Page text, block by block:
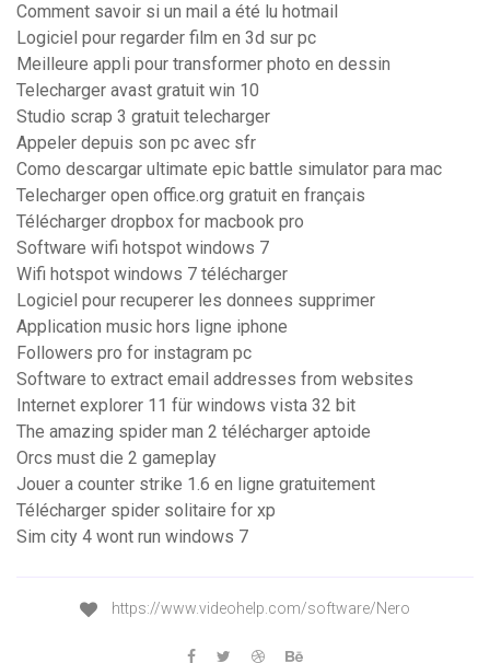
Comment savoir si un mail a été lu hotmail
Logiciel pour regarder film en 3d sur pc
Meilleure appli pour transformer photo en dessin
Telecharger avast gratuit win 10
Studio scrap 3 gratuit telecharger
Appeler depuis son pc avec sfr
Como descargar ultimate epic battle simulator para mac
Telecharger open office.org gratuit en français
Télécharger dropbox for macbook pro
Software wifi hotspot windows 7
Wifi hotspot windows 7 télécharger
Logiciel pour recuperer les donnees supprimer
Application music hors ligne iphone
Followers pro for instagram pc
Software to extract email addresses from websites
Internet explorer 11 für windows vista 32 bit
The amazing spider man 2 télécharger aptoide
Orcs must die 2 gameplay
Jouer a counter strike 1.6 en ligne gratuitement
Télécharger spider solitaire for xp
Sim city 4 wont run windows 7
https://www.videohelp.com/software/Nero